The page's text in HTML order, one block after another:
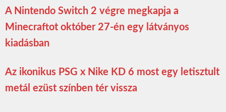
A Nintendo Switch 2 végre megkapja a
Minecraftot október 27-én egy látványos
kiadásban
Az ikonikus PSG x Nike KD 6 most egy letisztult
metál ezüst színben tér vissza